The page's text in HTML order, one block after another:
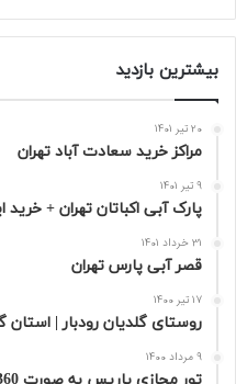
بیشترین بازدید
20 تیر 1401
مراکز خرید سعادت‌ آباد تهران
9 تیر 1401
پارک آبی اکباتان تهران + خرید
31 خرداد 1401
قصر آبی پارس تهران
17 تیر 1400
روستای گلدیان رودبار | استان
9 مرداد 1400
تور مجازی پاریس به صورت 360 درجه | فرانسه